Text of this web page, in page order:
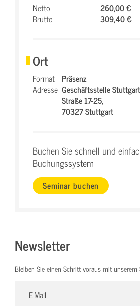
Netto
260,00 €
Brutto
309,40 €
Ort
Format Präsenz
Adresse Geschäftsstelle
Straße 17-25,
70327 Stuttgart
Buchen Sie schnell und
Buchungssystem
Seminar buchen
Newsletter
Bleiben Sie einen Schritt voraus mit unserem